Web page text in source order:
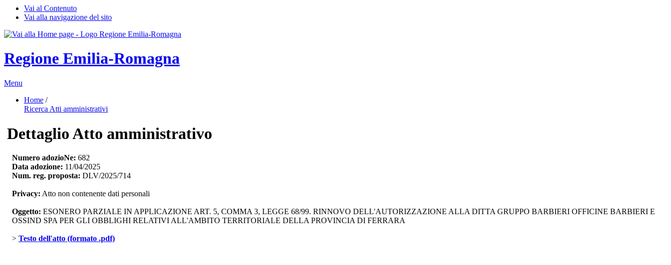
Vai al Contenuto
Vai alla navigazione del sito
Regione Emilia-Romagna
Menu
Home /
Ricerca Atti amministrativi
Dettaglio Atto amministrativo
Numero adozioNe: 682
Data adozione: 11/04/2025
Num. reg. proposta: DLV/2025/714
Privacy: Atto non contenente dati personali
Oggetto: ESONERO PARZIALE IN APPLICAZIONE ART. 5, COMMA 3, LEGGE 68/99. RINNOVO DELL'AUTORIZZAZIONE ALLA DITTA GRUPPO BARBIERI OFFICINE BARBIERI E
OSSIND SPA PER GLI OBBLIGHI RELATIVI ALL'AMBITO TERRITORIALE DELLA PROVINCIA DI FERRARA
> Testo dell'atto (formato .pdf)